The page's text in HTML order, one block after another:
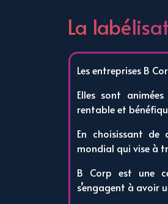
La
Les entreprises B
Elles sont
rentable et
En choisissant de
mondial qui vise à
B Corp est une
s’engagent à avoir